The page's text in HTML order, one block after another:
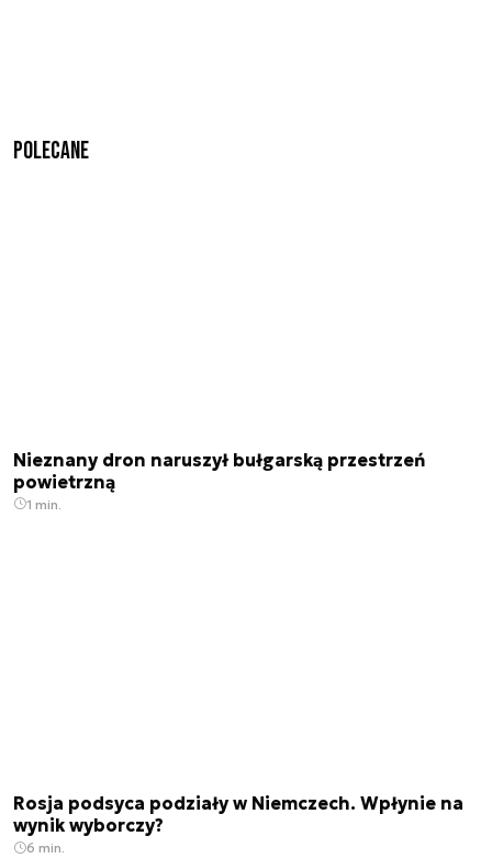
Polecane
Nieznany dron naruszył bułgarską przestrzeń
powietrzną
1 min.
Rosja podsyca podziały w Niemczech. Wpłynie na
wynik wyborczy?
6 min.